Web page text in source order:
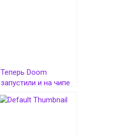
Теперь Doom
запустили и на чипе
внутри Apple-
переходника